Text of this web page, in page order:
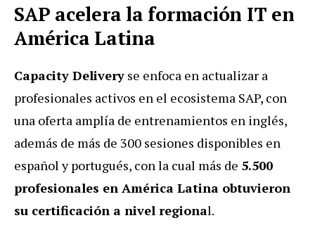
SAP acelera la formación IT en
América Latina
Capacity Delivery se enfoca en actualizar a
profesionales activos en el ecosistema SAP, con
una oferta amplía de entrenamientos en inglés,
además de más de 300 sesiones disponibles en
español y portugués, con la cual más de 5.500
profesionales en América Latina obtuvieron
su certificación a nivel regional.